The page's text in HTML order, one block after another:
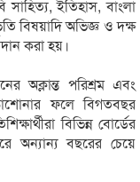
ইতিহাস, বাংলা
বিষয়াদি অভিজ্ঞ ও দক্ষ
করা হয়।
অক্লান্ত পরিশ্রম এবং
ফলে বিগতবছর
বিভিন্ন বোর্ডের
অন্যান্য বছরের চেয়ে